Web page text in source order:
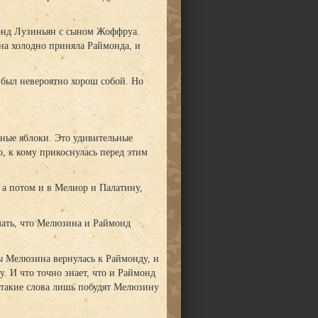
Лузиньян с сыном Жоффруа.
холодно приняла Раймонда, и
невероятно хорош собой. Но
яблоки. Это удивительные
к кому прикоснулась перед этим
а потом и в Мелиор и Палатину,
что Мелюзина и Раймонд
Мелюзина вернулась к Раймонду, и
И что точно знает, что и Раймонд
слова лишь побудят Мелюзину